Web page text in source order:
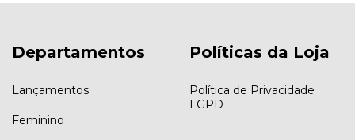
Departamentos
Lançamentos
Feminino
Políticas da Loja
Política de Privacidade
LGPD